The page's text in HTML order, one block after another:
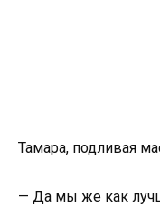
Тамара, подливая
— Да мы же как